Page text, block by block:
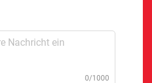
0/1000